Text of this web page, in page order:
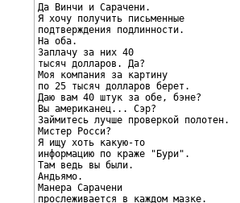
Да Винчи и Сарачени.
Я хочу получить письменные
подтверждения подлинности.
На оба.
Заплачу за них 40
тысяч долларов. Да?
Моя компания за картину
по 25 тысяч долларов берет.
Даю вам 40 штук за обе, бэне?
Вы американец... Сэр?
Займитесь лучше проверкой полотен.
Мистер Росси?
Я ищу хоть какую-то
информацию по краже "Бури".
Там ведь вы были.
Андьямо.
Манера Сарачени
прослеживается в каждом мазке.